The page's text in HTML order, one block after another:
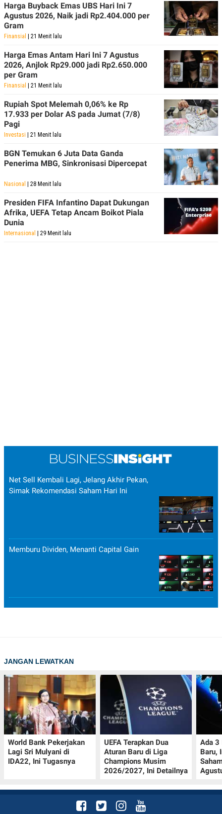
Harga Buyback Emas UBS Hari Ini 7
Agustus 2026, Naik jadi Rp2.404.000 per
Gram
Finansial | 21 Menit lalu
Harga Emas Antam Hari Ini 7 Agustus
2026, Anjlok Rp29.000 jadi Rp2.650.000
per Gram
Finansial | 21 Menit lalu
Rupiah Spot Melemah 0,06% ke Rp
17.933 per Dolar AS pada Jumat (7/8)
Pagi
Investasi | 21 Menit lalu
BGN Temukan 6 Juta Data Ganda
Penerima MBG, Sinkronisasi Dipercepat
Nasional | 28 Menit lalu
Presiden FIFA Infantino Dapat Dukungan
Afrika, UEFA Tetap Ancam Boikot Piala
Dunia
Internasional | 29 Menit lalu
Net Sell Kembali Lagi, Jelang Akhir Pekan,
Simak Rekomendasi Saham Hari Ini
Memburu Dividen, Menanti Capital Gain
JANGAN LEWATKAN
World Bank Pekerjakan
Lagi Sri Mulyani di
IDA22, Ini Tugasnya
UEFA Terapkan Dua
Aturan Baru di Liga
Champions Musim
2026/2027, Ini Detailnya
Ada 3
Baru,